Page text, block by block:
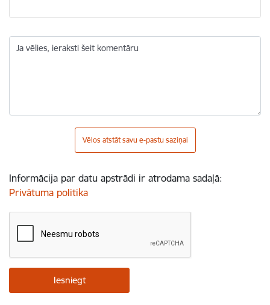
Ja vēlies, ieraksti šeit komentāru
Vēlos atstāt savu e-pastu saziņai
Informācija par datu apstrādi ir atrodama sadaļā:
Privātuma politika